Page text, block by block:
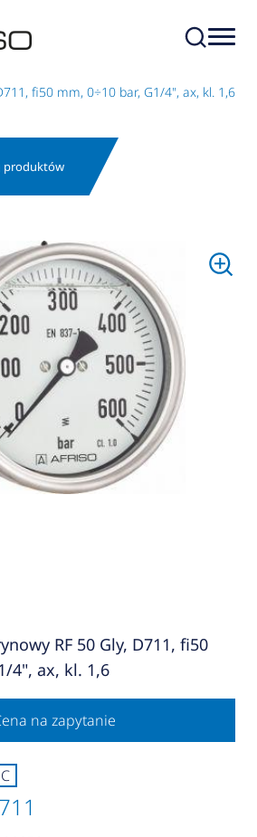
fi50 mm, 0÷10 bar, G1/4", ax, kl. 1,6
produktów
RF 50 Gly, D711, fi50
4", ax, kl. 1,6
na zapytanie
C